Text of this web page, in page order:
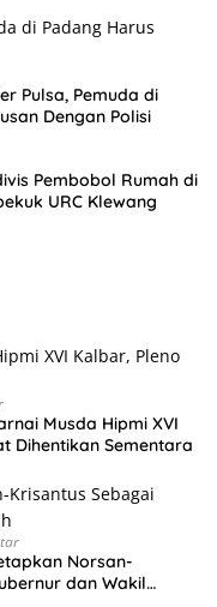
Pulsa, Pemuda di
Dengan Polisi
Pembobol Rumah di
URC Klewang
Musda Hipmi XVI
Dihentikan Sementara
Norsan-
dan Wakil